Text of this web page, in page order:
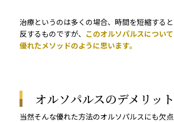
治療というのは多くの場合、時間を短縮する
反するものですが、 このオルソパルスについ
優れたメソッドのように思います。
オルソパルスのデメリット
当然そんな優れた方法のオルソパルスにも欠点